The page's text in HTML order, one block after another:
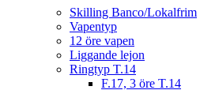
Skilling Banco/Lokalfrim
Vapentyp
12 öre vapen
Liggande lejon
Ringtyp T.14
F.17, 3 öre T.14